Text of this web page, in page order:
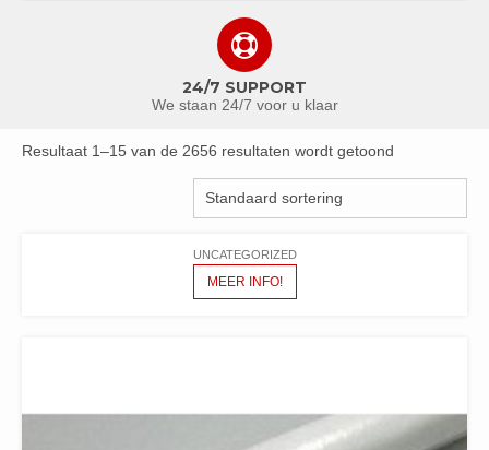
24/7 SUPPORT
We staan 24/7 voor u klaar
Resultaat 1–15 van de 2656 resultaten wordt getoond
UNCATEGORIZED
MEER INFO!